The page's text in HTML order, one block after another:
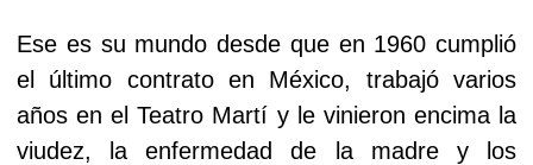
Ese es su mundo desde que en 1960 cumplió
el último contrato en México, trabajó varios
años en el Teatro Martí y le vinieron encima la
viudez, la enfermedad de la madre y los